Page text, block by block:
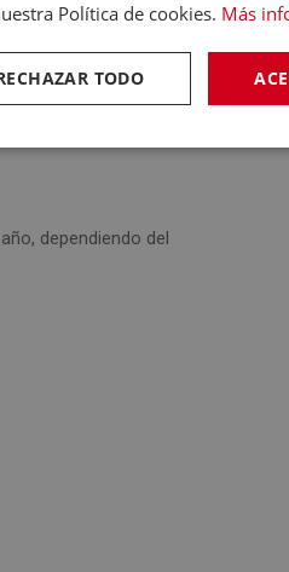
dependiendo del
Política de cookies. Más
TODO